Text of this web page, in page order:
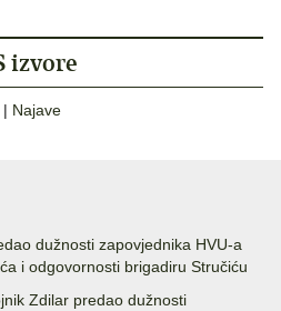
izvore
| Najave
dužnosti zapovjednika HVU-a
i odgovornosti brigadiru Stručiću
Zdilar predao dužnosti